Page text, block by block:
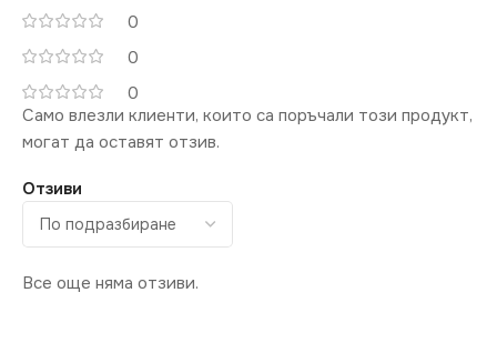
13
СТЕПЕН НА ЗАЩИТА
IP20
МОЩНОСТ (W)
ПРЕДНАЗНАЧЕНИЕ
0
0
0
Отзиви
Все още няма отзиви.
Само влезли клиенти, които са поръчали този продукт,
могат да оставят отзив.